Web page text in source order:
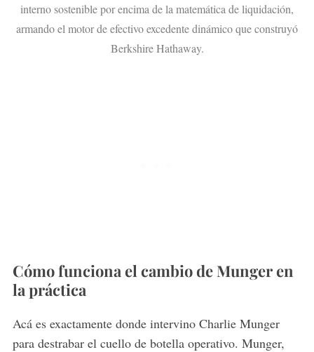
interno sostenible por encima de la matemática de liquidación,
armando el motor de efectivo excedente dinámico que construyó
Berkshire Hathaway.
Cómo funciona el cambio de Munger en
la práctica
Acá es exactamente donde intervino Charlie Munger
para destrabar el cuello de botella operativo. Munger,